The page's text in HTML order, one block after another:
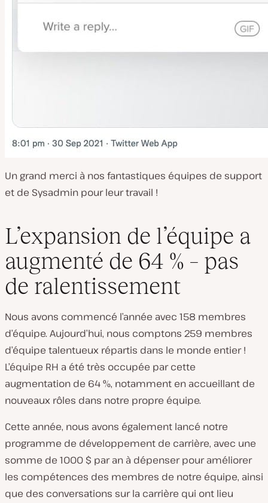
Un grand merci à nos fantastiques équipes de support
et de Sysadmin pour leur travail !
L’expansion de l’équipe a
augmenté de 64 % – pas
de ralentissement
Nous avons commencé l’année avec 158 membres
d’équipe. Aujourd’hui, nous comptons 259 membres
d’équipe talentueux répartis dans le monde entier !
L’équipe RH a été très occupée par cette
augmentation de 64 %, notamment en accueillant de
nouveaux rôles dans notre propre équipe.
Cette année, nous avons également lancé notre
programme de développement de carrière, avec une
somme de 1000 $ par an à dépenser pour améliorer
les compétences des membres de notre équipe, ainsi
que des conversations sur la carrière qui ont lieu